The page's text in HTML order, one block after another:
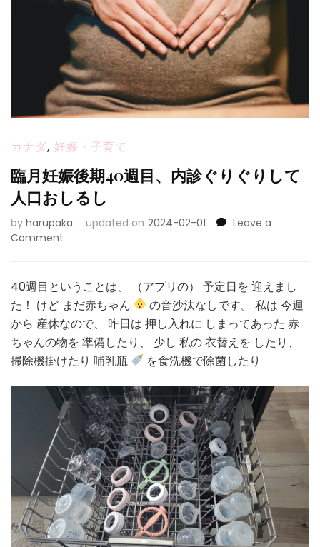
カナダ, 妊娠・子育て
臨月妊娠後期40週目、内診ぐりぐりして
人口おしるし
by harupaka updated on 2024-02-01
Leave a
Comment
妊
後
期
40
週
目、
内
診
ぐ
り
ぐ
り
し
て
人
口
お
40週目ということは、 （アプリの） 予定日を 迎えまし
た！ けど まだ赤ちゃん
の音沙汰なしです。 私は 今週
から 産休なので、 昨日は 押し入れに しまってあった 赤
ちゃんの物を 準備したり、 少し 私の 衣替えを したり、
掃除機掛けたり 哺乳瓶
を食洗機で除菌したり